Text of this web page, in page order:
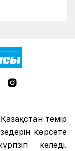
темір
көрсете
келеді.